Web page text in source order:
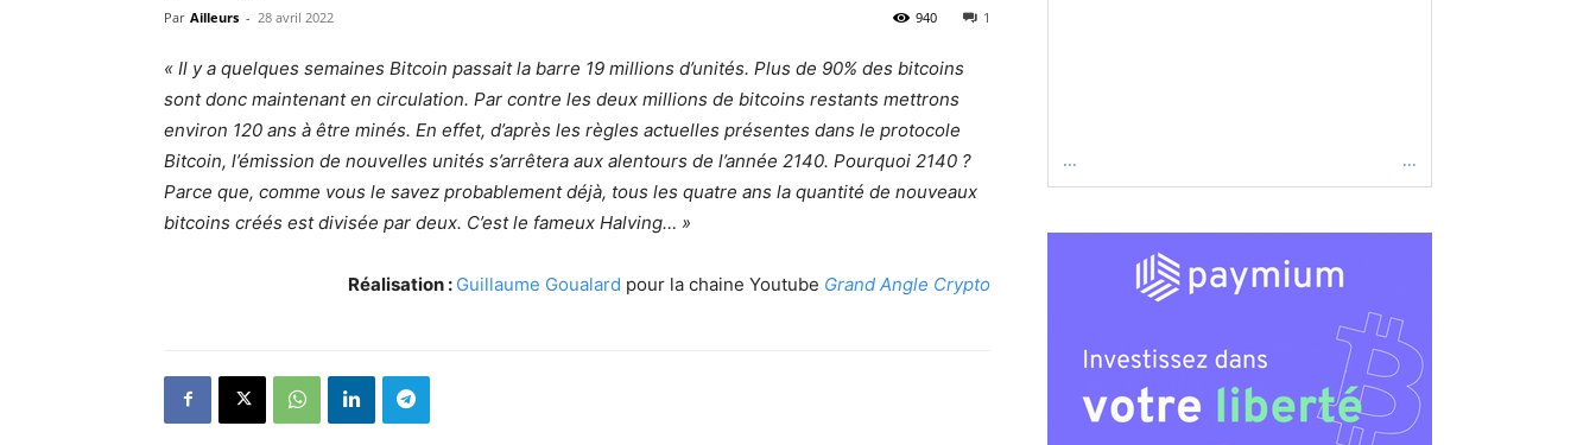
Par Ailleurs - 28 avril 2022 1
940
« Il y a quelques semaines Bitcoin passait la barre 19 millions d’unités. Plus de 90% des bitcoins
sont donc maintenant en circulation. Par contre les deux millions de bitcoins restants mettrons
environ 120 ans à être minés. En effet, d’après les règles actuelles présentes dans le protocole
Bitcoin, l’émission de nouvelles unités s’arrêtera aux alentours de l’année 2140. Pourquoi 2140 ?
Parce que, comme vous le savez probablement déjà, tous les quatre ans la quantité de nouveaux
bitcoins créés est divisée par deux. C’est le fameux Halving… »
Réalisation : Guillaume Goualard pour la chaine Youtube Grand Angle Crypto
... ...